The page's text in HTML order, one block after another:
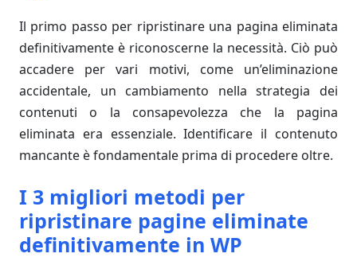
Il primo passo per ripristinare una pagina eliminata
definitivamente è riconoscerne la necessità. Ciò può
accadere per vari motivi, come un’eliminazione
accidentale, un cambiamento nella strategia dei
contenuti o la consapevolezza che la pagina
eliminata era essenziale. Identificare il contenuto
mancante è fondamentale prima di procedere oltre.
I 3 migliori metodi per
ripristinare pagine eliminate
definitivamente in WP